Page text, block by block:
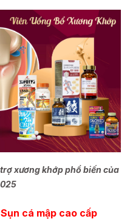
xương khớp phổ biến của
cá mập cao cấp